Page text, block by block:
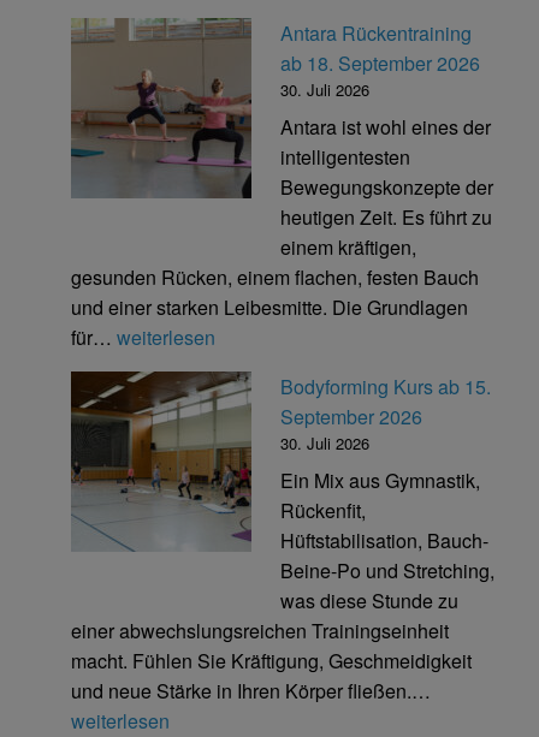
–
Neuer
Kurs
Step
Aerobic
für
Einsteiger
ab
18.
September
Antara Rückentraining
ab 18. September 2026
30. Juli 2026
Antara ist wohl eines der
intelligentesten
Bewegungskonzepte der
heutigen Zeit. Es führt zu
einem kräftigen,
gesunden Rücken, einem flachen, festen Bauch
und einer starken Leibesmitte. Die Grundlagen
für… Antara
Rückentraining
ab
18.
September
2026
weiterlesen
Bodyforming Kurs ab 15.
September 2026
30. Juli 2026
Ein Mix aus Gymnastik,
Rückenfit,
Hüftstabilisation, Bauch-
Beine-Po und Stretching,
was diese Stunde zu
einer abwechslungsreichen Trainingseinheit
macht. Fühlen Sie Kräftigung, Geschmeidigkeit
und neue Stärke in Ihren Körper fließen.…
weiterlesen